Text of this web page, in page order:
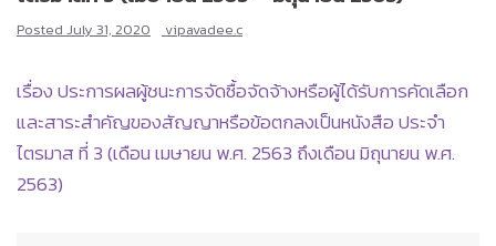
Posted July 31, 2020 vipavadee.c
เรื่อง ประการผลผู้ชนะการจัดซื้อจัดจ้างหรือผู้ได้รับการคัดเลือก
และสาระสำคัญของสัญญาหรือข้อตกลงเป็นหนังสือ ประจำ
ไตรมาส ที่ 3 (เดือน เมษายน พ.ศ. 2563 ถึงเดือน มิถุนายน พ.ศ.
2563)